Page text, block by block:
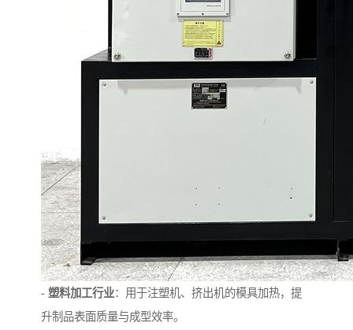
- 塑料加工行业：用于注塑机、挤出机的模具加热，提
升制品表面质量与成型效率。